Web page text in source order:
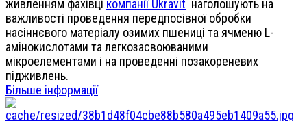
живленням фахівці компанії Ukravit наголошують на
важливості проведення передпосівної обробки
насіннєвого матеріалу озимих пшениці та ячменю L-
амінокислотами та легкозасвоюваними
мікроелементами і на проведенні позакореневих
підживлень.
Більше інформації